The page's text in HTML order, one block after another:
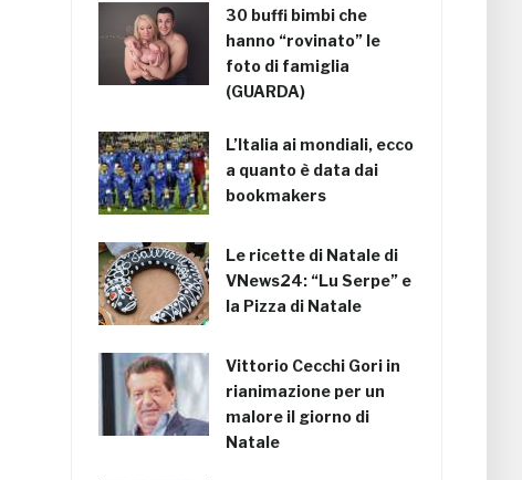
30 buffi bimbi che
hanno “rovinato” le
foto di famiglia
(GUARDA)
L’Italia ai mondiali, ecco
a quanto è data dai
bookmakers
Le ricette di Natale di
VNews24: “Lu Serpe” e
la Pizza di Natale
Vittorio Cecchi Gori in
rianimazione per un
malore il giorno di
Natale